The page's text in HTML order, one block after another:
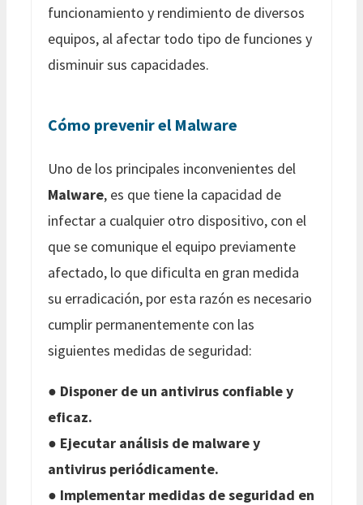
funcionamiento y rendimiento de diversos
equipos, al afectar todo tipo de funciones y
disminuir sus capacidades.
Cómo prevenir el Malware
Uno de los principales inconvenientes del
Malware, es que tiene la capacidad de
infectar a cualquier otro dispositivo, con el
que se comunique el equipo previamente
afectado, lo que dificulta en gran medida
su erradicación, por esta razón es necesario
cumplir permanentemente con las
siguientes medidas de seguridad:
● Disponer de un antivirus confiable y
eficaz.
● Ejecutar análisis de malware y
antivirus periódicamente.
● Implementar medidas de seguridad en